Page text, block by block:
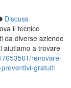
Discuss
il tecnico
da diverse aziende
aiutiamo a trovare
renovare-
gratuiti